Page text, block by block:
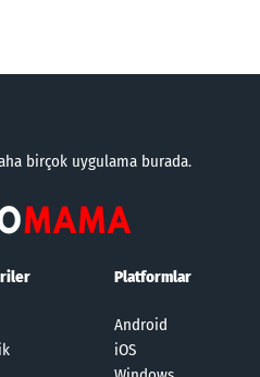
birçok uygulama burada.
Platformlar
Android
iOS